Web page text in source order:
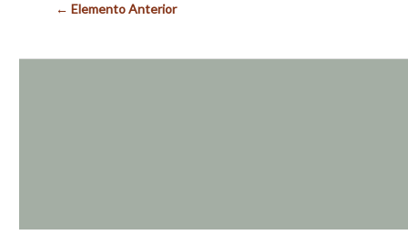
← Elemento Anterior